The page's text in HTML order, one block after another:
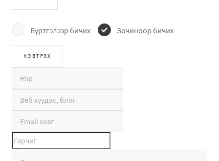
Бүртгэлээр бичих Зочиноор бичих